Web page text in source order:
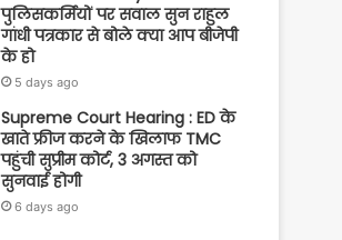
पुलिसकर्मियों पर सवाल सुन राहुल
गांधी पत्रकार से बोले क्या आप बीजेपी
के हो
5 days ago
Supreme Court Hearing : ED के
खाते फ्रीज करने के खिलाफ TMC
पहुंची सुप्रीम कोर्ट, 3 अगस्त को
सुनवाई होगी
6 days ago